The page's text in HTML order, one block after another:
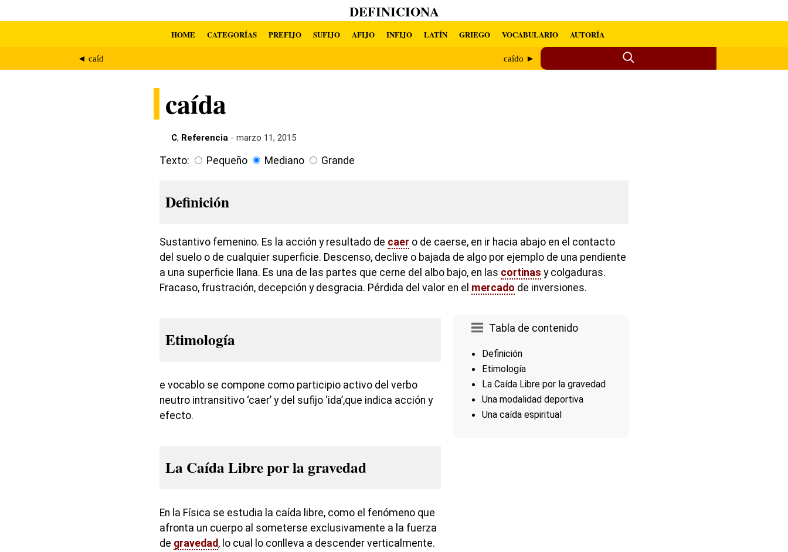
DEFINICIONA
HOME CATEGORÍAS PREFIJO SUFIJO AFIJO INFIJO LATÍN GRIEGO VOCABULARIO AUTORÍA
◄ caíd caído ►
caída
C, Referencia - marzo 11, 2015
Texto: Pequeño Mediano Grande
Definición
Sustantivo femenino. Es la acción y resultado de caer o de caerse, en ir hacia abajo en el contacto
del suelo o de cualquier superficie. Descenso, declive o bajada de algo por ejemplo de una pendiente
a una superficie llana. Es una de las partes que cerne del albo bajo, en las cortinas y colgaduras.
Fracaso, frustración, decepción y desgracia. Pérdida del valor en el mercado de inversiones.
Tabla de contenido
Definición
Etimología
La Caída Libre por la gravedad
Una modalidad deportiva
Una caída espiritual
Etimología
e vocablo se compone como participio activo del verbo
neutro intransitivo ‘caer’ y del sufijo ‘ida’,que indica acción y
efecto.
La Caída Libre por la gravedad
En la Física se estudia la caída libre, como el fenómeno que
afronta un cuerpo al someterse exclusivamente a la fuerza
de gravedad, lo cual lo conlleva a descender verticalmente.